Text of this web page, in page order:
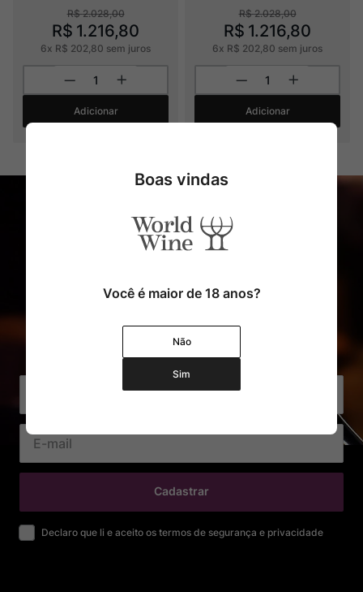
R$ 2.028,00
R$ 1.216,80
6x R$ 202 80 sem juros
Adicionar
R$ 2.028,00
R$ 1.216,80
6x R$ 202 80 sem juros
Adicionar
Cadastre o seu e-mail e receba
com exclusividade Ofertas e Novidades
Cadastrar
Declaro que li e aceito os termos de segurança e privacidade
Boas vindas
Você é maior de 18 anos?
Não
Sim